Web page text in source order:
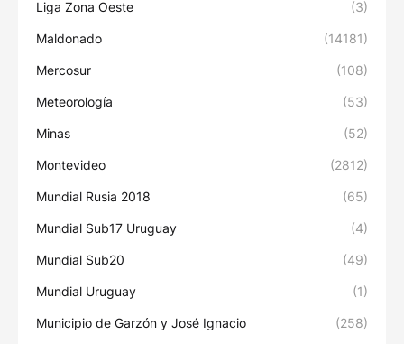
Liga Zona Oeste (3)
Maldonado (14181)
Mercosur (108)
Meteorología (53)
Minas (52)
Montevideo (2812)
Mundial Rusia 2018 (65)
Mundial Sub17 Uruguay (4)
Mundial Sub20 (49)
Mundial Uruguay (1)
Municipio de Garzón y José Ignacio (258)